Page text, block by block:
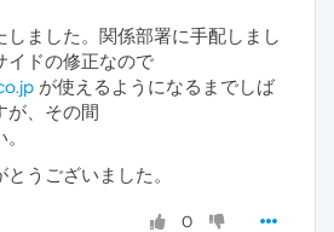
しました。関係部署に手配しまし
イドの修正なので
が使えるようになるまでしば
が、その間
うございました。
0